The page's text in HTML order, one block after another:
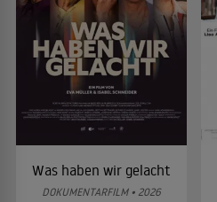
Was haben wir gelacht
DOKUMENTARFILM • 2026